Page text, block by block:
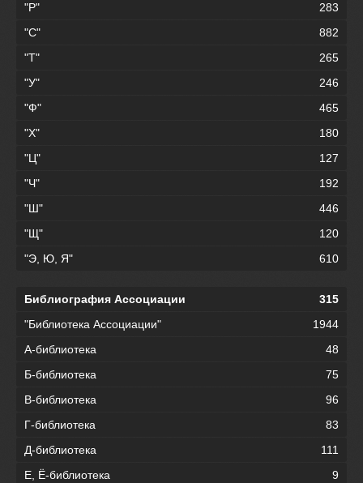
"Р"
283
"С"
882
"Т"
265
"У"
246
"Ф"
465
"Х"
180
"Ц"
127
"Ч"
192
"Ш"
446
"Щ"
120
"Э, Ю, Я"
610
Библиография Ассоциации
315
"Библиотека Ассоциации"
1944
А-библиотека
48
Б-библиотека
75
В-библиотека
96
Г-библиотека
83
Д-библиотека
111
Е, Ё-библиотека
9